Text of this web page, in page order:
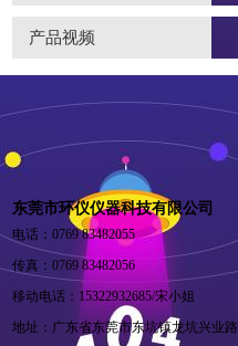
产品视频
东莞市环仪仪器科技有限公司
电话：0769 83482055
传真：0769 83482056
移动电话：15322932685/宋小姐
地址：广东省东莞市东坑镇龙坑兴业路